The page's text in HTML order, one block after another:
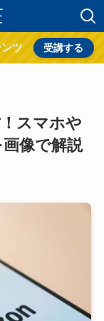
ツ 受講する
スマホや
像で解説